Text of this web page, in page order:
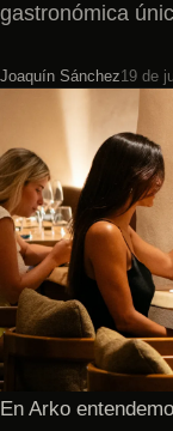
gastronómica
Joaquín Sánchez19 de
En Arko